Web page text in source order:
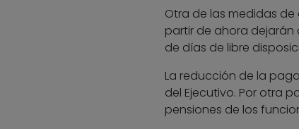
Otra de las medidas
partir de ahora dejarán
de días de libre
La reducción de la
del Ejecutivo. Por otra
pensiones de los